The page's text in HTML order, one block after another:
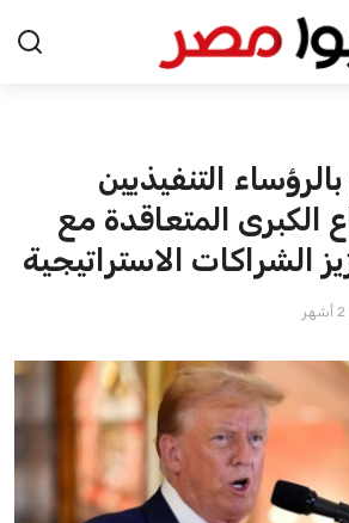
التنفيذيين
الكبرى المتعاقدة مع
الشراكات الاستراتيجية